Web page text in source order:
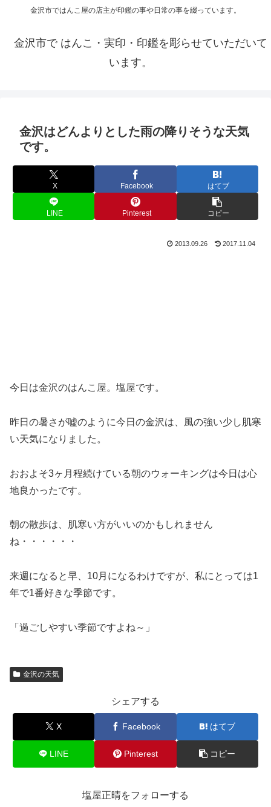
金沢市ではんこ屋の店主が印鑑の事や日常の事を綴っています。
金沢市で はんこ・実印・印鑑を彫らせていただいて
います。
金沢はどんよりとした雨の降りそうな天気
です。
X Facebook はてブ
LINE Pinterest コピー
2013.09.26 2017.11.04
今日は金沢のはんこ屋。塩屋です。
昨日の暑さが嘘のように今日の金沢は、風の強い少し肌寒
い天気になりました。
おおよそ3ヶ月程続けている朝のウォーキングは今日は心
地良かったです。
朝の散歩は、肌寒い方がいいのかもしれません
ね・・・・・・
来週になると早、10月になるわけですが、私にとっては1
年で1番好きな季節です。
「過ごしやすい季節ですよね～」
金沢の天気
シェアする
X Facebook はてブ
LINE Pinterest コピー
塩屋正晴をフォローする